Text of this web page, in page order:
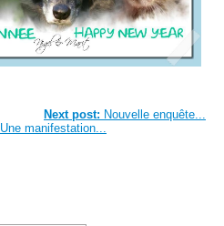
Next post: Nouvelle enquête...
Une manifestation...